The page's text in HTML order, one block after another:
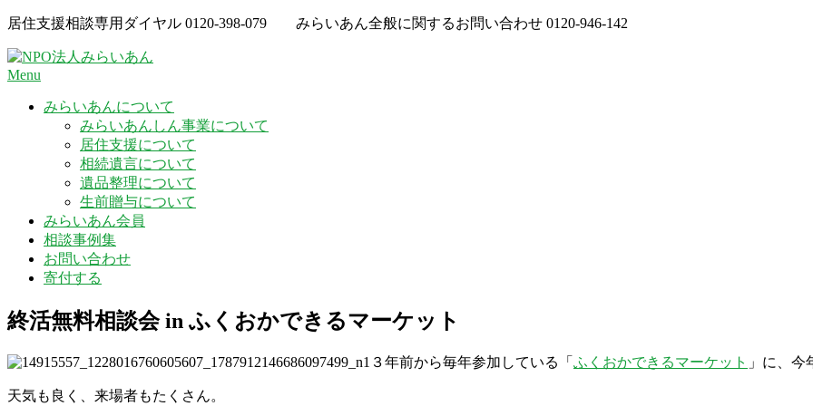
Skip
content
居住支援相談専用ダイヤル 0120-398-079 みらいあん全般に関するお問い合わせ 0120-946-142
Menu
みらいあんについて
みらいあんしん事業について
居住支援について
相続遺言について
遺品整理について
生前贈与について
みらいあん会員
相談事例集
お問い合わせ
寄付する
終活無料相談会 in ふくおかできるマーケット
３年前から毎年参加している「 ふくおかできるマーケット 」に、今
天気も良く、来場者もたくさん。